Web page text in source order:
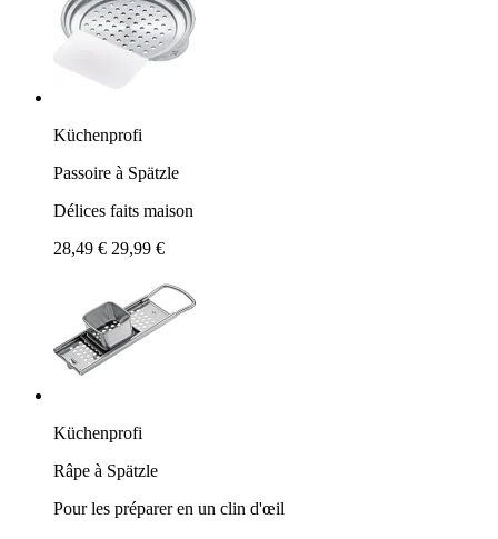
Küchenprofi
Passoire à Spätzle
Délices faits maison
28,49 € 29,99 €
Küchenprofi
Râpe à Spätzle
Pour les préparer en un clin d'œil